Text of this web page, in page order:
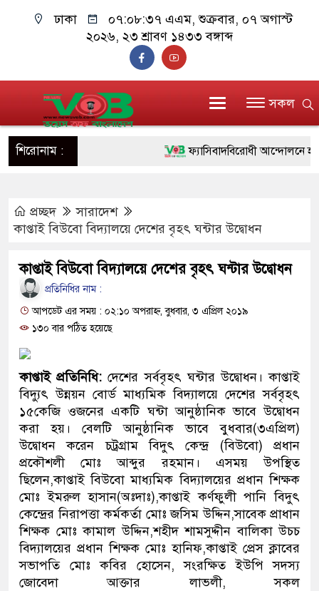
ঢাকা ০৭:০৮:৩৭ এএম, শুক্রবার, ০৭ অগাস্ট
২০২৬, ২৩ শ্রাবণ ১৪৩৩ বঙ্গাব্দ
সকল
শিরোনাম : ফ্যাসিবাদবিরোধী আন্দোলনে
সিল-স্বাক্ষর জালিয়াতি চক্রের পাঁচ
উদ্ধার
মাদক কারবারি গ্রেফতার
২৮ লাখ টাকার জাল নোটসহ
থানা পুলিশ
যেকোনো সময় বেনজীরের
নেতৃত্ব ও গণতন্ত্রের মূর্তমান প্রতীক
যে ভাবে ডেভিড ইমনের কাছে
‘আজহার খান’
প্রচ্ছদ
সারাদেশ
কাপ্তাই বিউবো বিদ্যালয়ে দেশের বৃহৎ ঘন্টার উদ্বোধন
কাপ্তাই বিউবো বিদ্যালয়ে দেশের বৃহৎ ঘন্টার উদ্বোধন
প্রতিনিধির নাম :
আপডেট এর সময় : ০২:১০ অপরাহ্ন, বুধবার, ৩ এপ্রিল ২০১৯
১৩০ বার পঠিত হয়েছে
কাপ্তাই প্রতিনিধি: দেশের সর্ববৃহৎ ঘন্টার উদ্বোধন। কাপ্তাই
বিদ্যুৎ উন্নয়ন বোর্ড মাধ্যমিক বিদ্যালয়ে দেশের সর্ববৃহৎ
১৫কেজি ওজনের একটি ঘন্টা আনুষ্ঠানিক ভাবে উদ্বোধন
করা হয়। বেলটি আনুষ্ঠানিক ভাবে বুধবার(৩এপ্রিল)
উদ্বোধন করেন চট্রগ্রাম বিদুৎ কেন্দ্র (বিউবো) প্রধান
প্রকৌশলী মোঃ আব্দুর রহমান। এসময় উপস্থিত
ছিলেন,কাপ্তাই বিউবো মাধ্যমিক বিদ্যালয়ের প্রধান শিক্ষক
মোঃ ইমরুল হাসান(অঃদাঃ),কাপ্তাই কর্ণফুলী পানি বিদুৎ
কেন্দ্রের নিরাপত্তা কর্মকর্তা মোঃ জসিম উদ্দিন,সাবেক প্রাধান
শিক্ষক মোঃ কামাল উদ্দিন,শহীদ শামসুদ্দীন বালিকা উচচ
বিদ্যালয়ের প্রধান শিক্ষক মোঃ হানিফ,কাপ্তাই প্রেস ক্লাবের
সভাপতি মোঃ কবির হোসেন, সংরক্ষিত ইউপি সদস্য
জোবেদা আক্তার লাভলী, সকল